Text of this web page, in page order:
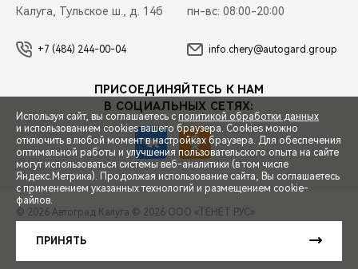
СПЕЦПРЕДЛОЖЕНИЯ
ЗАПИСЬ НА ТЕСТ-ДРАЙВ
Калуга, Тульское ш., д. 14б пн-вс: 08:00-20:00
+7 (484) 244-00-04 info.chery@autogard.group
ПРИСОЕДИНЯЙТЕСЬ К НАМ
В СОЦИАЛЬНЫХ СЕТЯХ:
© 2026 Автоград Калуга © 2026 ООО «ТЕНЕТ РУС»
Сделано в ПЕРКС
Используя сайт, вы соглашаетесь с политикой обработки данных
и использованием cookies вашего браузера. Cookies можно
отключить в любой момент в настройках браузера. Для обеспечения
оптимальной работы и улучшения пользовательского опыта на сайте
могут использоваться системы веб-аналитики (в том числе
Яндекс.Метрика). Продолжая использование сайта, Вы соглашаетесь
с применением указанных технологий и размещением cookie-
файлов.
ПРИНЯТЬ